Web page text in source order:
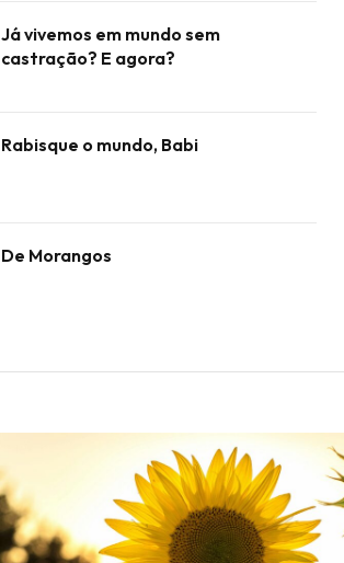
Já vivemos em mundo sem
castração? E agora?
Rabisque o mundo, Babi
De Morangos